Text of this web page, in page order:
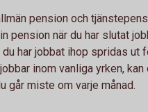
pension och
pension när du har slutat
har jobbat ihop spridas ut
inom vanliga yrken, kan
går miste om varje månad.